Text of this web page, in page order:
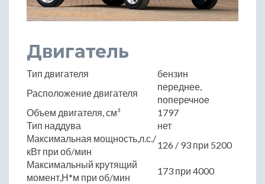
Двигатель
Тип двигателя
бензин
Расположение двигателя
переднее,
поперечное
Объем двигателя, см³
1797
Тип наддува
нет
Максимальная мощность,л.с./
кВт при об/мин
126 / 93 при 5200
Максимальный крутящий
момент,Н*м при об/мин
173 при 4000